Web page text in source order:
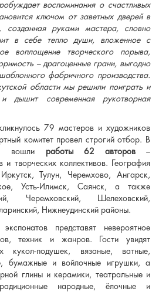
воспоминания о счастливых
ключом от заветных дверей в
руками мастера, словно
в себе тепло души, вложенное с
воплощение творческого порыва,
– драгоценные грани, выгодно
фабричного производства.
области мы решили поиграть и
дышит современная рукотворная
79 мастеров и художников
комитет провел строгий отбор. В
вошли работы 62 авторов–
и творческих коллективов. География
Иркутск, Тулун, Черемхово, Ангарск,
Усть-Илимск, Саянск, а также
Черемховский, Шелеховский,
Нижнеудинский районы.
представят невероятное
техник и жанров. Гости увидят
кукол-подушек, вязаные, ватные,
бумажные и войлочные игрушки, а
глины и керамики, театральные и
народные, ёлочные и